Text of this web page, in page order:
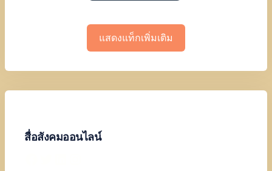
แสดงแท็กเพิ่มเติม
สื่อสังคมออนไลน์